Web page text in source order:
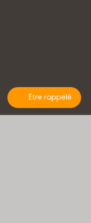
Être rappelé